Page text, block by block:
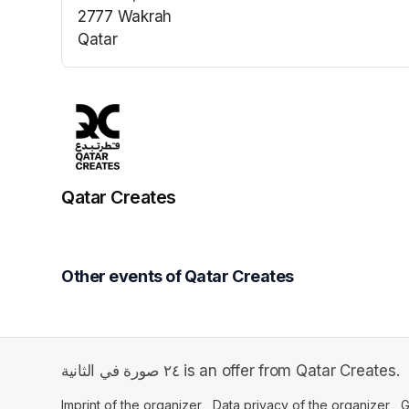
2777 Wakrah
Qatar
Qatar Creates
Other events of Qatar Creates
٢٤ صورة في الثانية is an offer from Qatar Creates.
Imprint of the organizer (opens in a new tab)
Data privacy of the organizer